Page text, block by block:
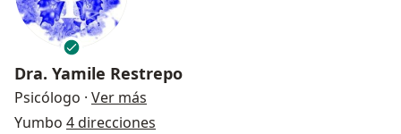
Dra. Yamile Restrepo
Psicólogo · Ver más
Yumbo 4 direcciones